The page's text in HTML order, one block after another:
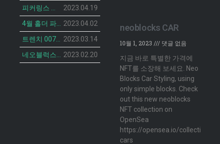
2023.04.19
2023.04.02
2023.03.14
2023.02.20
neoblocks CAR
10월 1, 2023
댓글 없음
지금 바로 특별한 가격에
NFT를 소장해 보세요. Neo
Blocks Car Styling, using
only simple blocks. Check
out this new neoblocks
NFT collection on
OpenSea
https://opensea.io/collection/
cars